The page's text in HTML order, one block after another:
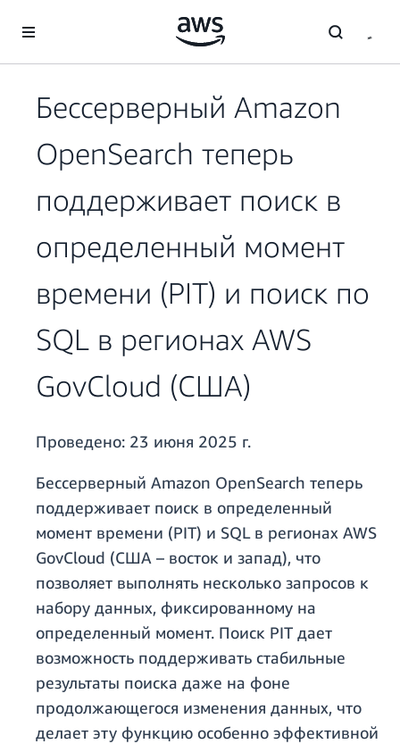
Перейти к главному контенту
Бессерверный Amazon
OpenSearch теперь
поддерживает поиск в
определенный момент
времени (PIT) и поиск по
SQL в регионах AWS
GovCloud (США)
Проведено: 23 июня 2025 г.
Бессерверный Amazon OpenSearch теперь
поддерживает поиск в определенный
момент времени (PIT) и SQL в регионах AWS
GovCloud (США – восток и запад), что
позволяет выполнять несколько запросов к
набору данных, фиксированному на
определенный момент. Поиск PIT дает
возможность поддерживать стабильные
результаты поиска даже на фоне
продолжающегося изменения данных, что
делает эту функцию особенно эффективной